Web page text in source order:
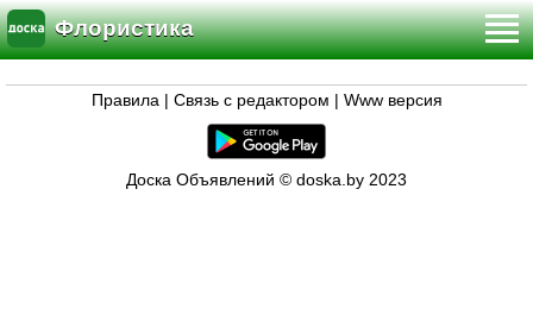
Флористика
Правила Связь с редактором Www версия
Доска Объявлений © doska.by 2023